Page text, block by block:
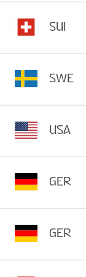
SUI
SWE
USA
GER
GER